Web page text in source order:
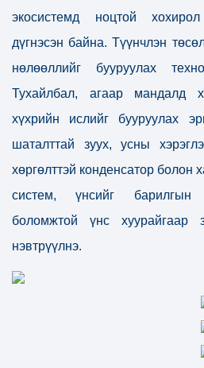
экосистемд ноцтой
дүгнэсэн байна. Түүнчлэн
нөлөөллийг бууруулах
Тухайлбал, агаар мандалд
хүхрийн ислийг бууруулах
шаталттай зуух, усны
хөргөлттэй конденсатор болон
систем, үнсийг барилгын
боломжтой үнс хуурайгаар
нэвтрүүлнэ.